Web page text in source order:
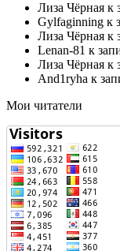
Лиза Чёрная к
Gylfaginning к
Лиза Чёрная к
Lenan-81 к
Лиза Чёрная к
And1ryha к
Мои читатели